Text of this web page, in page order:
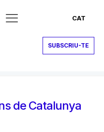
CAT
SUBSCRIU-TE
de Catalunya